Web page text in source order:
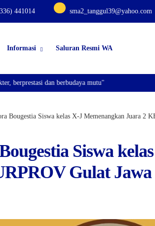
441014 sma2_tanggul39@yahoo.com
Informasi Saluran Resmi WA
dan berbudaya mutu"
Bougestia Siswa kelas X-J Memenangkan Juara 2
Siswa
Gulat Jawa